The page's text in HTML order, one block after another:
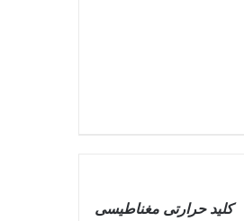
VIEW
کليد حرارتی مغناطیسی